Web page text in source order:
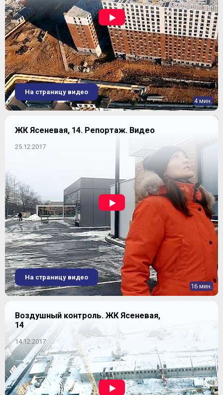
4 мин.
На страницу видео
ЖК Ясеневая, 14. Репортаж. Видео
25.12.2017
16 мин.
На страницу видео
Воздушный контроль. ЖК Ясеневая,
14
14.12.2017